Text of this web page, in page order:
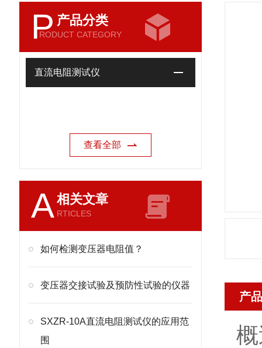
P 产品分类
RODUCT CATEGORY
直流电阻测试仪
查看全部
A相关文章
RTICLES
如何检测变压器电阻值？
变压器交接试验及预防性试验的仪器
SXZR-10A直流电阻测试仪的应用范
围
产